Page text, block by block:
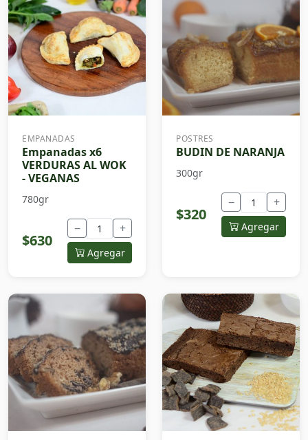
EMPANADAS
Empanadas x6
VERDURAS AL WOK
- VEGANAS
780gr
$630
− +
Agregar
POSTRES
BUDIN DE NARANJA
300gr
$320
− +
Agregar